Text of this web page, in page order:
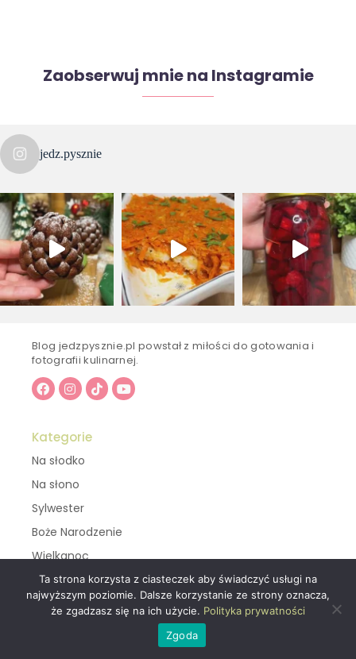
Zaobserwuj mnie na Instagramie
jedz.pysznie
Blog jedzpysznie.pl powstał z miłości do gotowania i
fotografii kulinarnej.
Kategorie
Na słodko
Na słono
Sylwester
Boże Narodzenie
Wielkanoc
Ważne linki
Polityka Prywatności
Ta strona korzysta z ciasteczek aby świadczyć usługi na
najwyższym poziomie. Dalsze korzystanie ze strony oznacza,
że zgadzasz się na ich użycie. Polityka prywatności
Zgoda